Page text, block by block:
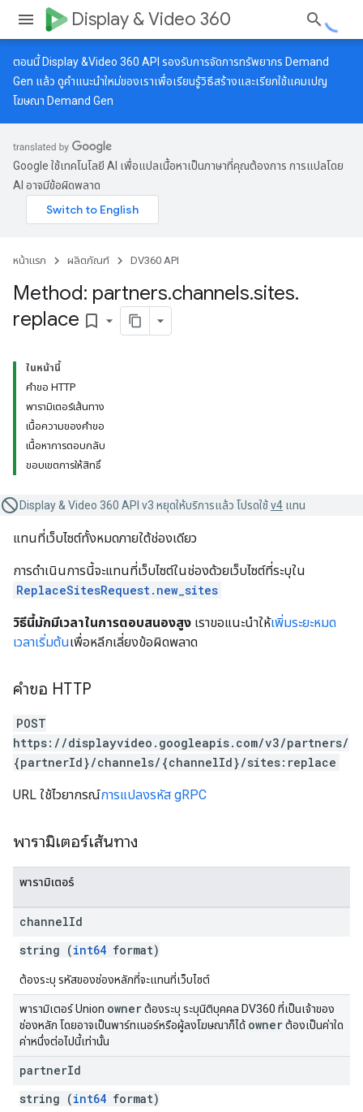
Display & Video 360
ตอนนี้ Display &Video 360 API รองรับการจัดการทรัพยากร Demand
Gen แล้ว ดูคำแนะนำใหม่ของเราเพื่อเรียนรู้วิธีสร้างและเรียกใช้แคมเปญ
โฆษณา Demand Gen
Google ใช้เทคโนโลยี AI เพื่อแปลเนื้อหาเป็นภาษาที่คุณต้องการ การแปลโดย
AI อาจมีข้อผิดพลาด
หน้าแรก ผลิตภัณฑ์ DV360 API
Method: partners.channels.sites.
replace bookmark_border
ในหน้านี้
คำขอ HTTP
พารามิเตอร์เส้นทาง
เนื้อความของคำขอ
เนื้อหาการตอบกลับ
ขอบเขตการให้สิทธิ์
Display & Video 360 API v3 หยุดให้บริการแล้ว โปรดใช้v4 แทน
แทนที่เว็บไซต์ทั้งหมดภายใต้ช่องเดียว
การดำเนินการนี้จะแทนที่เว็บไซต์ในช่องด้วยเว็บไซต์ที่ระบุใน
ReplaceSitesRequest.new_sites
วิธีนี้มักมีเวลาในการตอบสนองสูง เราขอแนะนำให้เพิ่มระยะหมด
เวลาเริ่มต้นเพื่อหลีกเลี่ยงข้อผิดพลาด
คำขอ HTTP
POST
https://displayvideo.googleapis.com/v3/partners/
{partnerId}/channels/{channelId}/sites:replace
URL ใช้ไวยากรณ์การแปลงรหัส gRPC
พารามิเตอร์เส้นทาง
พารามิเตอร์
channelId
string (int64 format)
ต้องระบุ รหัสของช่องหลักที่จะแทนที่เว็บไซต์
พารามิเตอร์ Union ownerต้องระบุ ระบุนิติบุคคล DV360 ที่เป็นเจ้าของ
ช่องหลัก โดยอาจเป็นพาร์ทเนอร์หรือผู้ลงโฆษณาก็ได้ ownerต้องเป็นค่าใด
ค่าหนึ่งต่อไปนี้เท่านั้น
partnerId
string (int64 format)